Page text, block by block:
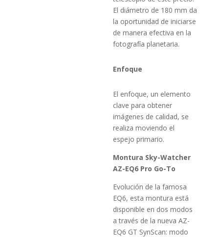
El diámetro de 180 mm da
la oportunidad de iniciarse
de manera efectiva en la
fotografía planetaria.
Enfoque
El enfoque, un elemento
clave para obtener
imágenes de calidad, se
realiza moviendo el
espejo primario.
Montura Sky-Watcher
AZ-EQ6 Pro Go-To
Evolución de la famosa
EQ6, esta montura está
disponible en dos modos
a través de la nueva AZ-
EQ6 GT SynScan: modo